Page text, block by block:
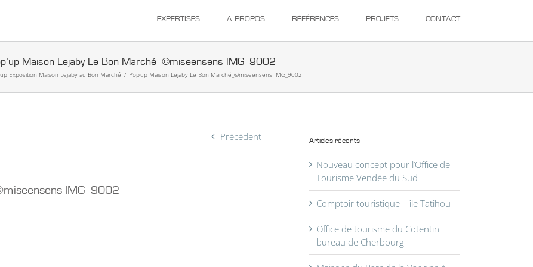
EXPERTISES A PROPOS RÉFÉRENCES PROJETS CONTACT
Maison Lejaby Le Bon Marché_©miseensens IMG_9002
Exposition Maison Lejaby au Bon Marché / Pop’up Maison Lejaby Le Bon Marché_©miseensens IMG_9002
Précédent
IMG_9002
Articles récents
Nouveau concept pour l’Office de
Tourisme Vendée du Sud
Comptoir touristique – île Tatihou
Office de tourisme du Cotentin
bureau de Cherbourg